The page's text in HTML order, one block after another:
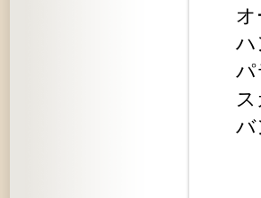
オ
ハ
パ
ス
バ